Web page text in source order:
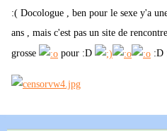
:( Docologue , ben pour le sexe y'a
ans , mais c'est pas un site de
grosse
pour :D :D